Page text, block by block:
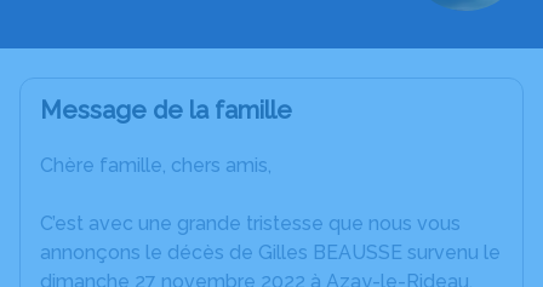
Message de la famille
Chère famille, chers amis,
C’est avec une grande tristesse que nous vous
annonçons le décès de Gilles BEAUSSE survenu le
dimanche 27 novembre 2022 à Azay-le-Rideau.